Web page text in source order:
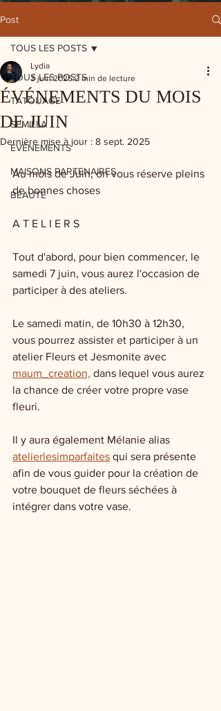
Post
TOUS LES POSTS
TATOUAGE
SEMILLA
ÉVÉNEMENTS
MAISONS PARTENAIRES
BEAUTÉ
TOUS LES POSTS
ÉVÉNEMENTS DU MOIS
DE JUIN
Lydia
3 juin 2025 2 min de lecture
Dernière mise à jour : 8 sept. 2025
Au mois de Juin, on vous réserve pleins
de bonnes choses
A T E L I E R S
Tout d'abord, pour bien commencer, le
samedi 7 juin, vous aurez l'occasion de
participer à des ateliers.
Le samedi matin, de 10h30 à 12h30,
vous pourrez assister et participer à un
atelier Fleurs et Jesmonite avec
maum_creation, dans lequel vous aurez
la chance de créer votre propre vase
fleuri.
Il y aura également Mélanie alias
atelierlesimparfaites qui sera présente
afin de vous guider pour la création de
votre bouquet de fleurs séchées à
intégrer dans votre vase.